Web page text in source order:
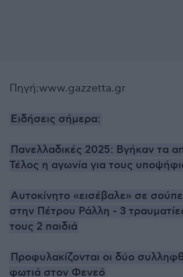
Πηγή:www.gazzetta.gr
Ειδήσεις σήμερα:
Πανελλαδικές 2025: Βγήκαν τα
Τέλος η αγωνία για τους
Αυτοκίνητο «εισέβαλε» σε
στην Πέτρου Ράλλη - 3
τους 2 παιδιά
Προφυλακίζονται οι δύο
φωτιά στον Φενεό